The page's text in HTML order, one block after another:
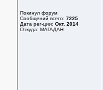
Покинул форум
Сообщений всего: 7225
Дата рег-ции: Окт. 2014
Откуда: МАГАДАН